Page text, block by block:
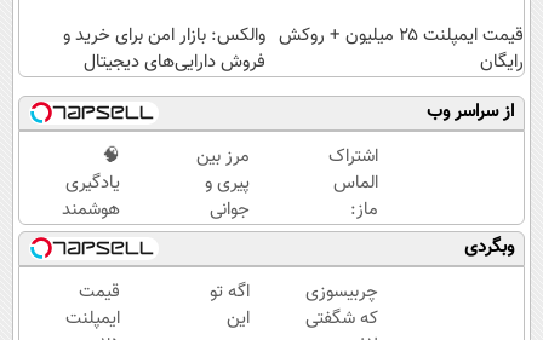
قیمت ایمپلنت ۲۵ میلیون + روکش
رایگان
والکس: بازار امن برای خرید و
فروش دارایی‌های دیجیتال
از سراسر وب
اشتراک
الماس
ماز:
راهی به
سوی
موفقیت
کنکور!
مرز بین
پیری و
جوانی
پوستت
کرم
ضدچروک
جلبکه!40%تخفیف
🧠
یادگیری
هوشمند
یعنی ماز!
جمع‌بندی
تابستون
رایگان رو
وبگردی
چربیسوزی
که شگفتی
اگه تو
این
قیمت
ایمپلنت